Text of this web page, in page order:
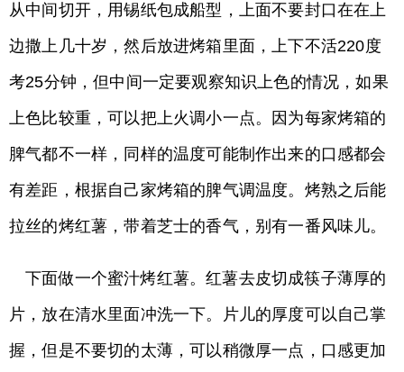
从中间切开，用锡纸包成船型，上面不要封口在在上
边撒上几十岁，然后放进烤箱里面，上下不活220度
考25分钟，但中间一定要观察知识上色的情况，如果
上色比较重，可以把上火调小一点。因为每家烤箱的
脾气都不一样，同样的温度可能制作出来的口感都会
有差距，根据自己家烤箱的脾气调温度。烤熟之后能
拉丝的烤红薯，带着芝士的香气，别有一番风味儿。
下面做一个蜜汁烤红薯。红薯去皮切成筷子薄厚的
片，放在清水里面冲洗一下。片儿的厚度可以自己掌
握，但是不要切的太薄，可以稍微厚一点，口感更加